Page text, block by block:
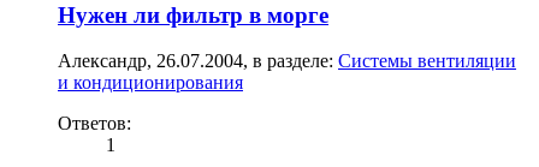
Нужен ли фильтр в морге
Александр, 26.07.2004, в разделе: Системы вентиляции
и кондиционирования
Ответов:
1